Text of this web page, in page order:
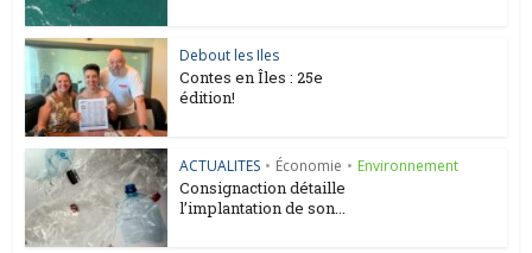
Debout les Iles
Contes en Îles : 25e
édition!
ACTUALITES • Économie • Environnement
Consignaction détaille
l’implantation de son...